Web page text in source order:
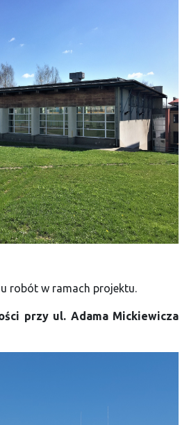
robót w ramach projektu.
przy ul. Adama Mickiewicza